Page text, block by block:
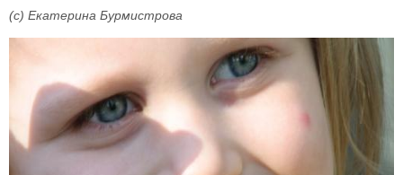
(c) Екатерина Бурмистрова